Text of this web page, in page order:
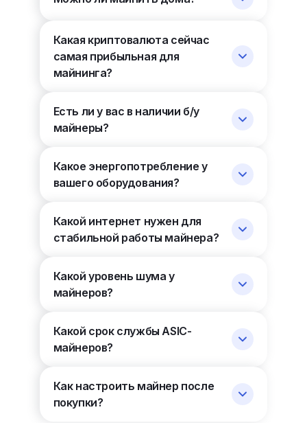
Какая криптовалюта сейчас
самая прибыльная для
майнинга?
Есть ли у вас в наличии б/у
майнеры?
Какое энергопотребление у
вашего оборудования?
Какой интернет нужен для
стабильной работы майнера?
Какой уровень шума у
майнеров?
Какой срок службы ASIC-
майнеров?
Как настроить майнер после
покупки?